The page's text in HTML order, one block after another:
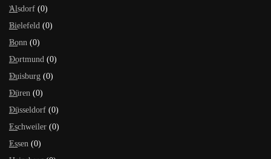
Alsdorf (0)
Bielefeld (0)
Bonn (0)
Dortmund (0)
Duisburg (0)
Düren (0)
Düsseldorf (0)
Eschweiler (0)
Essen (0)